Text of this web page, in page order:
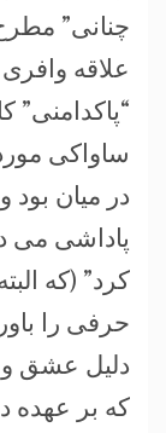
چنانی”
علاقه
ساواکی
در میان بود
پاداشی می
کرد” (که
حرفی را
دلیل عشق و
که بر عهده